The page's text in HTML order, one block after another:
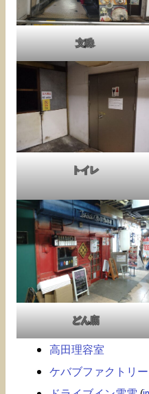
文殊
トイレ
どん底
高田理容室
ケバブファクトリー